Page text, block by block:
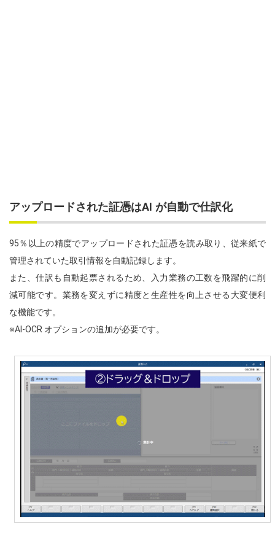
アップロードされた証憑はAI が自動で仕訳化
95％以上の精度でアップロードされた証憑を読み取り、従来紙で
管理されていた取引情報を自動記録します。
また、仕訳も自動起票されるため、入力業務の工数を飛躍的に削
減可能です。業務を変えずに精度と生産性を向上させる大変便利
な機能です。
※AI-OCR オプションの追加が必要です。